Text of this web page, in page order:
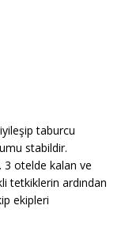
taburcu
stabildir.
3 otelde kalan ve
tetkiklerin ardından
ekipleri